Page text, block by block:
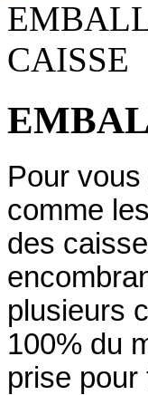
Pour
comme
des
plusieurs
100% du
prise